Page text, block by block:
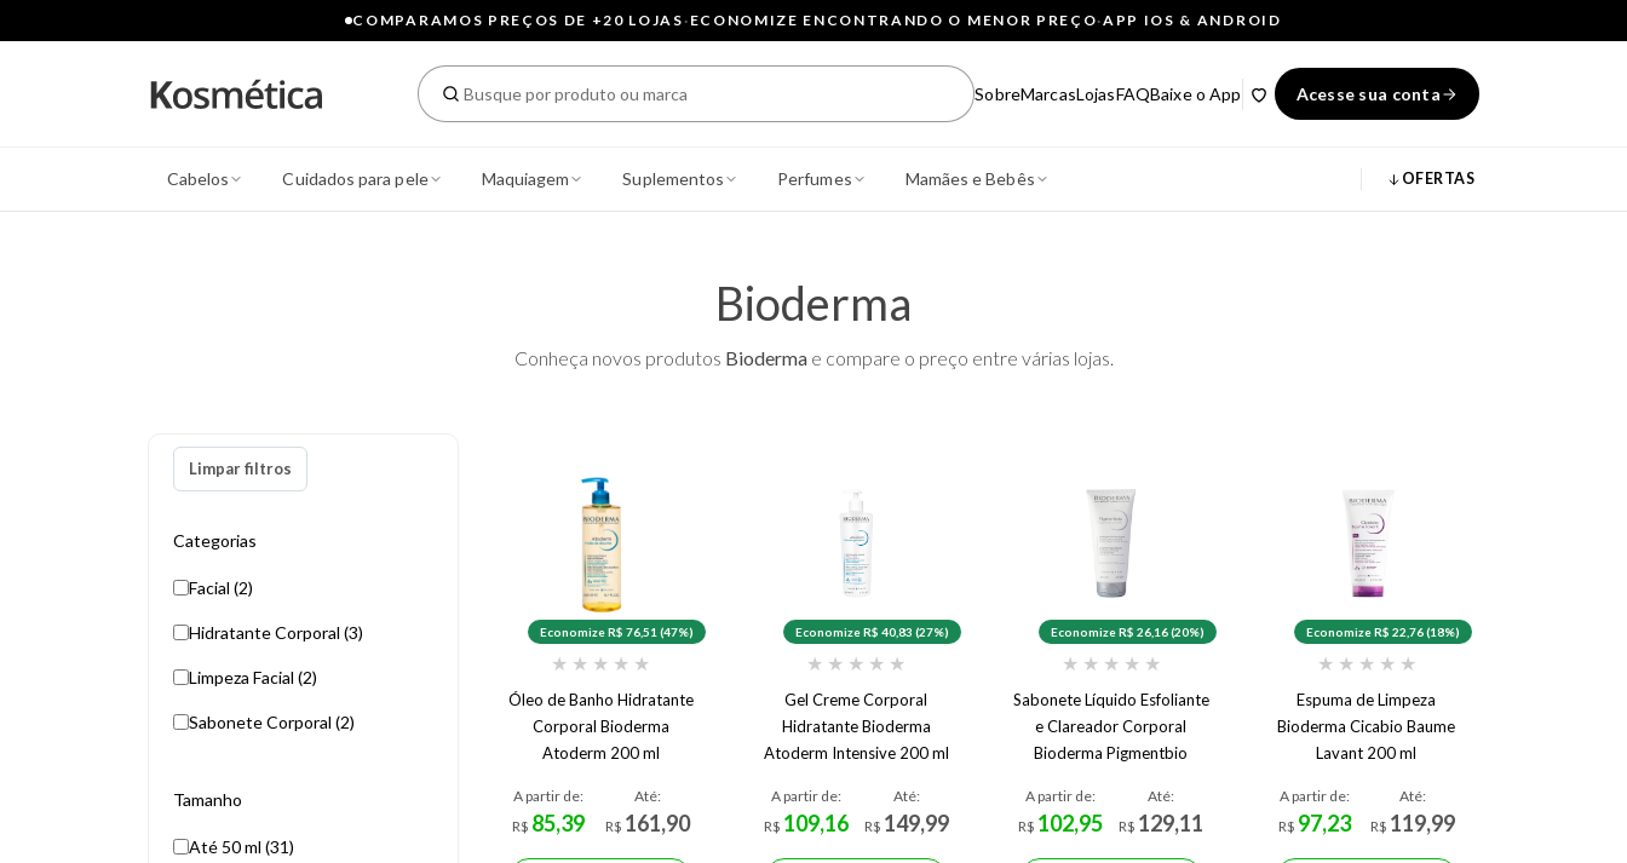
COMPARAMOS PREÇOS DE +20 LOJAS· ECONOMIZE ENCONTRANDO O MENOR PREÇO·APP IOS & ANDROID
SobreMarcasLojasFAQBaixe o App Acesse sua conta
Cabelos Cuidados para pele Maquiagem Suplementos Perfumes Mamães e Bebês OFERTAS
Bioderma
Conheça novos produtos Biodermae compare o preço entre várias lojas.
Limpar filtros
Categorias
Facial (2)
Hidratante Corporal (3)
Limpeza Facial (2)
Sabonete Corporal (2)
Tamanho
Até 50 ml (31)
Economize R$ 76,51 (47%)
★ ★ ★ ★ ★
Óleo de Banho Hidratante
Corporal Bioderma
Atoderm 200 ml
A partir de:
R$ 85,39
Até:
R$ 161,90
Economize R$ 40,83 (27%)
★ ★ ★ ★ ★
Gel Creme Corporal
Hidratante Bioderma
Atoderm Intensive 200 ml
A partir de:
R$ 109,16
Até:
R$ 149,99
Economize R$ 26,16 (20%)
★ ★ ★ ★ ★
Sabonete Líquido Esfoliante
e Clareador Corporal
Bioderma Pigmentbio
A partir de:
R$ 102,95
Até:
R$ 129,11
Economize R$ 22,76 (18%)
★ ★ ★ ★ ★
Espuma de Limpeza
Bioderma Cicabio Baume
Lavant 200 ml
A partir de:
R$ 97,23
Até:
R$ 119,99